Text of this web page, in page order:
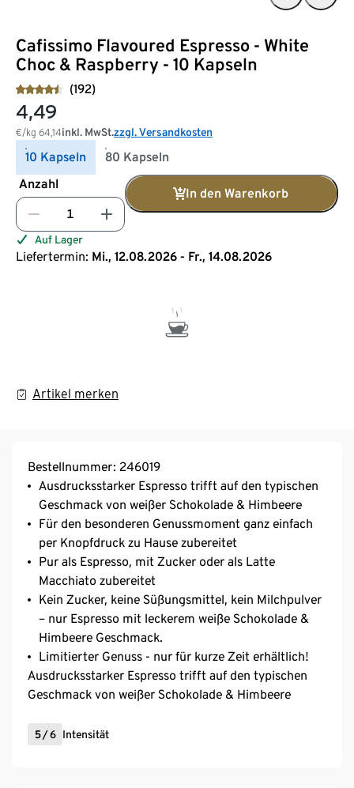
Cafissimo Flavoured Espresso - White
Choc & Raspberry - 10 Kapseln
(192)
4,49
€/kg 64,14inkl. MwSt.zzgl. Versandkosten
10 Kapseln
80 Kapseln
Anzahl
In den Warenkorb
Auf Lager
Liefertermin: Mi., 12.08.2026 - Fr., 14.08.2026
Artikel merken
Bestellnummer: 246019
Ausdrucksstarker Espresso trifft auf den typischen
Geschmack von weißer Schokolade & Himbeere
Für den besonderen Genussmoment ganz einfach
per Knopfdruck zu Hause zubereitet
Pur als Espresso, mit Zucker oder als Latte
Macchiato zubereitet
Kein Zucker, keine Süßungsmittel, kein Milchpulver
– nur Espresso mit leckerem weiße Schokolade &
Himbeere Geschmack.​
Limitierter Genuss - nur für kurze Zeit erhältlich!
Ausdrucksstarker Espresso trifft auf den typischen
Geschmack von weißer Schokolade & Himbeere
5/6 Intensität